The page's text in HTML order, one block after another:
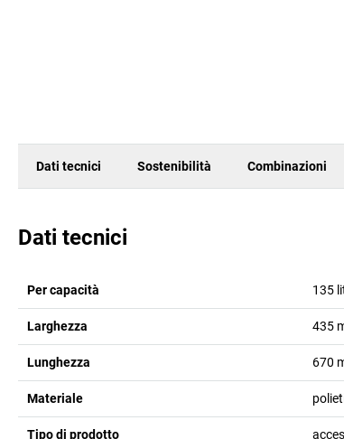
Dati tecnici Sostenibilità Combinazioni
Dati tecnici
Per capacità 135
Larghezza 435
Lunghezza 670
Materiale
Tipo di prodotto